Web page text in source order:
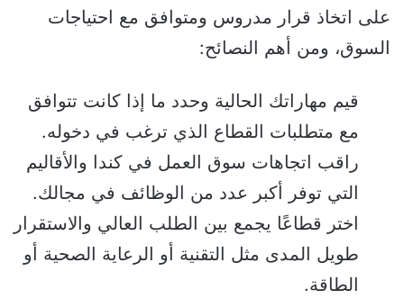
على اتخاذ قرار مدروس ومتوافق مع احتياجات
السوق، ومن أهم النصائح:
قيم مهاراتك الحالية وحدد ما إذا كانت تتوافق
مع متطلبات القطاع الذي ترغب في دخوله.
راقب اتجاهات سوق العمل في كندا والأقاليم
التي توفر أكبر عدد من الوظائف في مجالك.
اختر قطاعًا يجمع بين الطلب العالي والاستقرار
طويل المدى مثل التقنية أو الرعاية الصحية أو
الطاقة.